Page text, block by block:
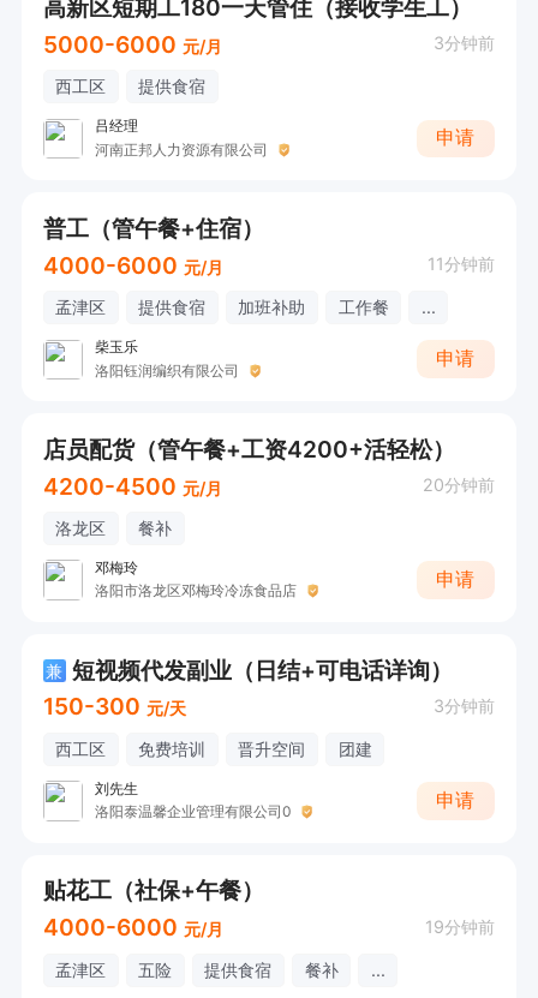
高新区短期工180一天管住（接收学生工）
5000-6000 元/月 3分钟前
西工区 提供食宿
吕经理
河南正邦人力资源有限公司
申请
普工（管午餐+住宿）
4000-6000 元/月 11分钟前
孟津区 提供食宿 加班补助 工作餐 ...
柴玉乐
洛阳钰润编织有限公司
申请
店员配货（管午餐+工资4200+活轻松）
4200-4500 元/月 20分钟前
洛龙区 餐补
邓梅玲
洛阳市洛龙区邓梅玲冷冻食品店
申请
兼 短视频代发副业（日结+可电话详询）
150-300 元/天 3分钟前
西工区 免费培训 晋升空间 团建
刘先生
洛阳泰温馨企业管理有限公司0
申请
贴花工（社保+午餐）
4000-6000 元/月 19分钟前
孟津区 五险 提供食宿 餐补 ...